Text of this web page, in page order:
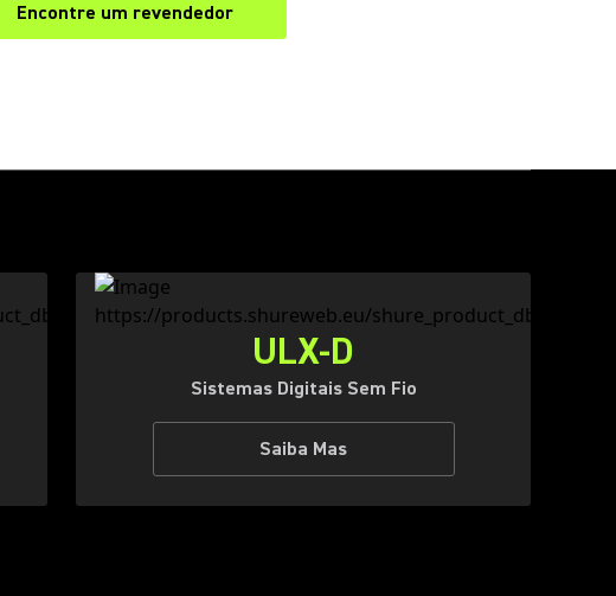
Encontre um revendedor
(Opens in a new tab)
ULX-D
Sistemas Digitais Sem Fio
Saiba Mas